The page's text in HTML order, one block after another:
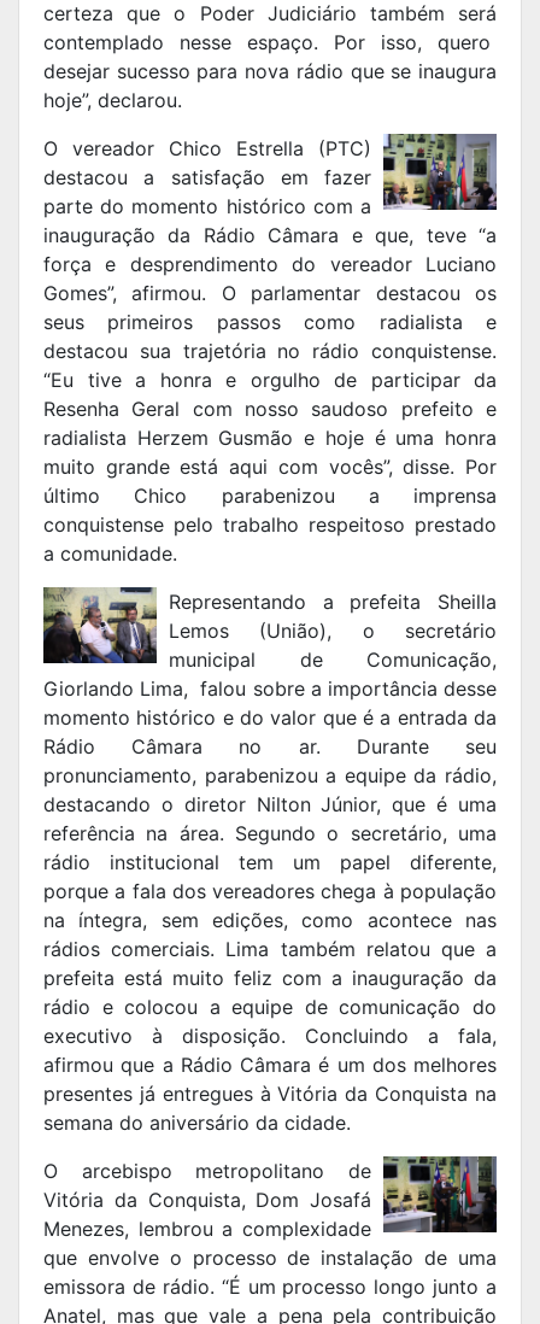
certeza que o Poder Judiciário também será
contemplado nesse espaço. Por isso, quero
desejar sucesso para nova rádio que se inaugura
hoje”, declarou.
O vereador Chico Estrella (PTC)
destacou a satisfação em fazer
parte do momento histórico com a
inauguração da Rádio Câmara e que, teve “a
força e desprendimento do vereador Luciano
Gomes”, afirmou. O parlamentar destacou os
seus primeiros passos como radialista e
destacou sua trajetória no rádio conquistense.
“Eu tive a honra e orgulho de participar da
Resenha Geral com nosso saudoso prefeito e
radialista Herzem Gusmão e hoje é uma honra
muito grande está aqui com vocês”, disse. Por
último Chico parabenizou a imprensa
conquistense pelo trabalho respeitoso prestado
a comunidade.
Representando a prefeita Sheilla
Lemos (União), o secretário
municipal de Comunicação,
Giorlando Lima, falou sobre a importância desse
momento histórico e do valor que é a entrada da
Rádio Câmara no ar. Durante seu
pronunciamento, parabenizou a equipe da rádio,
destacando o diretor Nilton Júnior, que é uma
referência na área. Segundo o secretário, uma
rádio institucional tem um papel diferente,
porque a fala dos vereadores chega à população
na íntegra, sem edições, como acontece nas
rádios comerciais. Lima também relatou que a
prefeita está muito feliz com a inauguração da
rádio e colocou a equipe de comunicação do
executivo à disposição. Concluindo a fala,
afirmou que a Rádio Câmara é um dos melhores
presentes já entregues à Vitória da Conquista na
semana do aniversário da cidade.
O arcebispo metropolitano de
Vitória da Conquista, Dom Josafá
Menezes, lembrou a complexidade
que envolve o processo de instalação de uma
emissora de rádio. “É um processo longo junto a
Anatel, mas que vale a pena pela contribuição